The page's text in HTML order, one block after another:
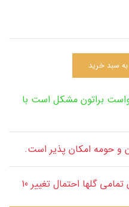
به سبد خرید
براتون مشکل است با
و حومه امکان پذیر است.
قابل توجه: با توجه به طبیعی بودن تمامی گلها احتمال تغییر 10